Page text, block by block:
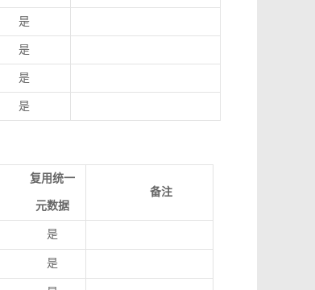
是
是
是
是
复用统一
元数据
备注
是
是